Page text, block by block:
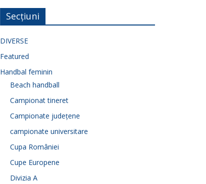
Secțiuni
DIVERSE
Featured
Handbal feminin
Beach handball
Campionat tineret
Campionate județene
campionate universitare
Cupa României
Cupe Europene
Divizia A